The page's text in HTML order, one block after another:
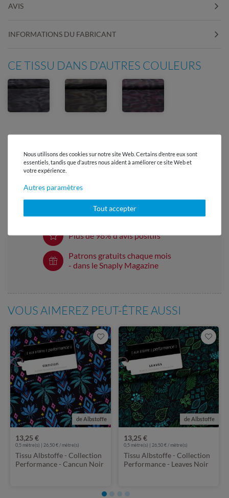
AVIS
INFORMATIONS DU FABRICANT
CE TISSU DANS D'AUTRES COULEURS
Livraison gratuite à partir de 60 €
Livraison avec DHL
Service client réactif
en 24h
Plus de 98% d'avis positifs
Patrons gratuits chaque mois
- dans le Snaply Magazine
VOUS AIMEREZ PEUT-ÊTRE AUSSI
de Albstoffe
13,25 €
0,5 mètre(s) | 26,50 € / mètre(s)
Tissu Albstoffe - Collection
Performance - Cancun Noir
de Albstoffe
13,25 €
0,5 mètre(s) | 26,50 € / mètre(s)
Tissu Albstoffe - Collection
Performance - Leaves Noir
Nous utilisons des cookies sur notre site Web. Certains d’entre eux sont
essentiels, tandis que d’autres nous aident à améliorer ce site Web et
votre expérience.
Autres paramètres
Tout accepter